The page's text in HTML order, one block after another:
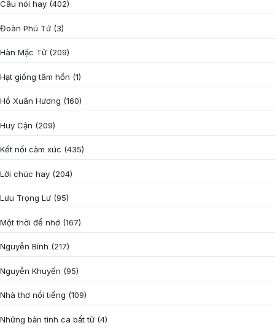
Câu nói hay (402)
Đoàn Phú Tứ (3)
Hàn Mặc Tử (209)
Hạt giống tâm hồn (1)
Hồ Xuân Hương (160)
Huy Cận (209)
Kết nối cảm xúc (435)
Lời chúc hay (204)
Lưu Trọng Lư (95)
Một thời để nhớ (167)
Nguyễn Bính (217)
Nguyễn Khuyến (95)
Nhà thơ nổi tiếng (109)
Những bản tình ca bất tử (4)